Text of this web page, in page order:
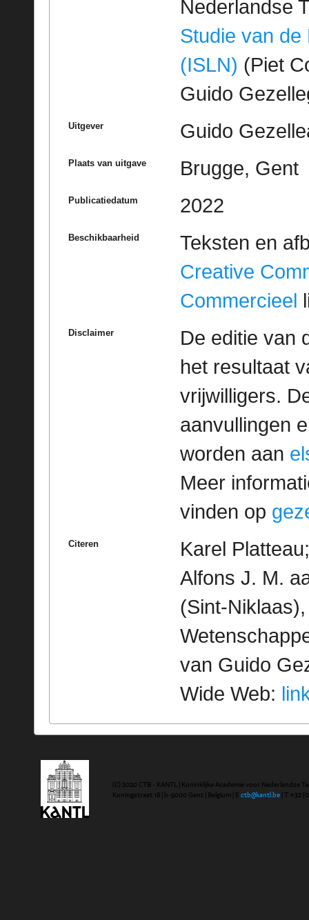
Nederlandse
Studie van de
(ISLN) (Piet
Guido
Uitgever Guido
Plaats van uitgave Brugge, Gent
Publicatiedatum 2022
Beschikbaarheid
Teksten en
Creative
Commercieel
Disclaimer
De editie van
het resultaat
vrijwilligers.
aanvullingen
worden aan
Meer
vinden op
Citeren
Karel
Alfons J. M.
(Sint-
van Guido
Wide Web:
(C) 2020 CTB - KANTL | Koninklijke Academie voor Nederlandse
Koningstraat 18 | b-9000 Gent | Belgium | E ctb@kantl.be | T +32